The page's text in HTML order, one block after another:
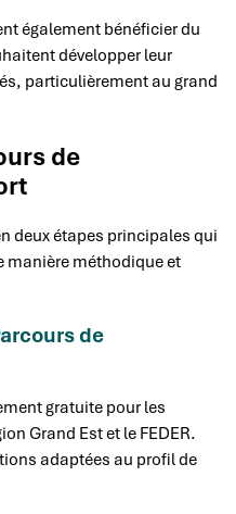
également bénéficier du
développer leur
particulièrement au grand
de
deux étapes principales qui
manière méthodique et
de
gratuite pour les
Grand Est et le FEDER.
adaptées au profil de